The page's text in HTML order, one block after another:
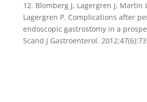
12. Blomberg J, Lagergren J, Martin
Lagergren P. Complications after
endoscopic gastrostomy in a
Scand J Gastroenterol.